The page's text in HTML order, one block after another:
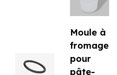
Moule à
fromage
pour
pâte-